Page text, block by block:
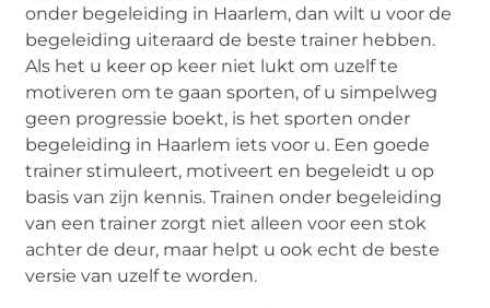
onder begeleiding in Haarlem, dan wilt u voor de
begeleiding uiteraard de beste trainer hebben.
Als het u keer op keer niet lukt om uzelf te
motiveren om te gaan sporten, of u simpelweg
geen progressie boekt, is het sporten onder
begeleiding in Haarlem iets voor u. Een goede
trainer stimuleert, motiveert en begeleidt u op
basis van zijn kennis. Trainen onder begeleiding
van een trainer zorgt niet alleen voor een stok
achter de deur, maar helpt u ook echt de beste
versie van uzelf te worden.